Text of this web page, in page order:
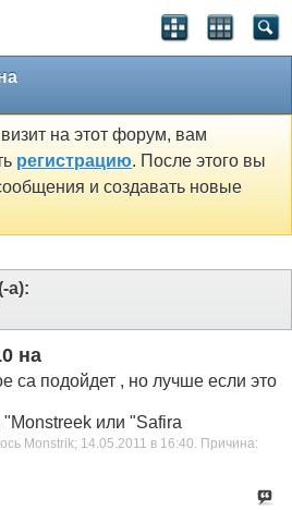
на этот форум, вам
регистрацию. После этого вы
и создавать новые
а):
на
са подойдет , но лучше если это
"Monstreek или "Safira
Monstrik; 14.05.2011 в 16:40. Причина: